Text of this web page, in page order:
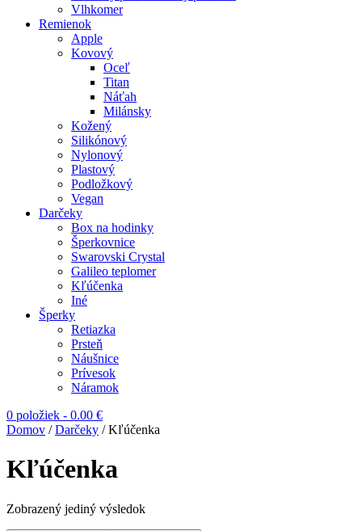
Vlhkomer
Remienok
Apple
Kovový
Oceľ
Titan
Náťah
Milánsky
Kožený
Silikónový
Nylonový
Plastový
Podložkový
Vegan
Darčeky
Box na hodinky
Šperkovnice
Swarovski Crystal
Galileo teplomer
Kľúčenka
Iné
Šperky
Retiazka
Prsteň
Náušnice
Prívesok
Náramok
0 položiek - 0.00 €
Domov /Darčeky / Kľúčenka
Kľúčenka
Zobrazený jediný výsledok